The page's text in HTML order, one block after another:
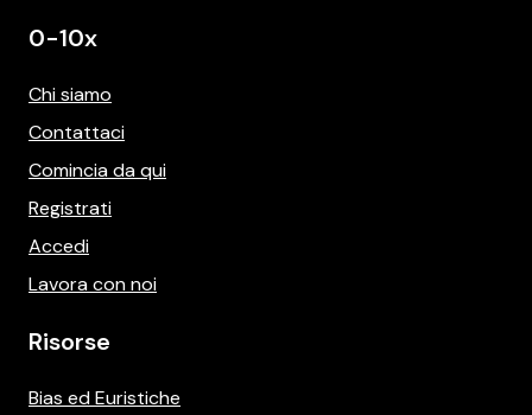
0-10x
Chi siamo
Contattaci
Comincia da qui
Registrati
Accedi
Lavora con noi
Risorse
Bias ed Euristiche